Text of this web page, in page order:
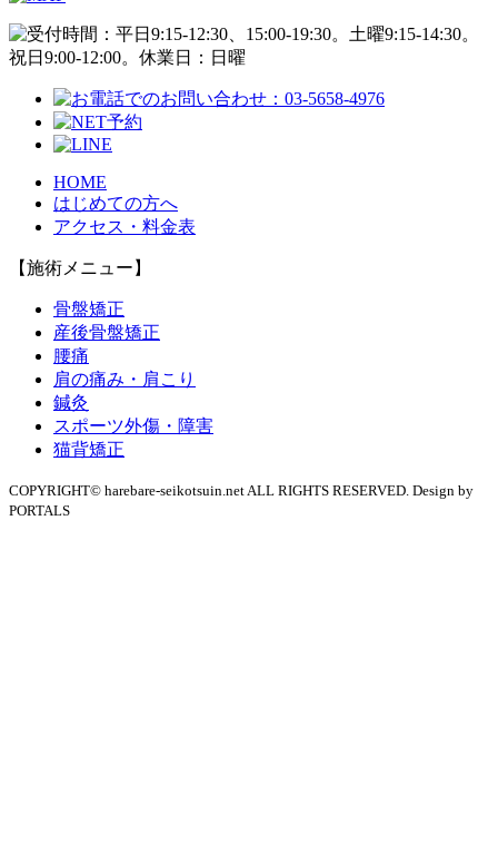
HOME
はじめての方へ
アクセス・料金表
【施術メニュー】
骨盤矯正
産後骨盤矯正
腰痛
肩の痛み・肩こり
鍼灸
スポーツ外傷・障害
猫背矯正
COPYRIGHT© harebare-seikotsuin.net ALL RIGHTS RESERVED. Design by
PORTALS